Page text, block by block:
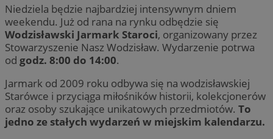
Niedziela będzie najbardziej intensywnym dniem
weekendu. Już od rana na rynku odbędzie się
Wodzisławski Jarmark Staroci, organizowany przez
Stowarzyszenie Nasz Wodzisław. Wydarzenie potrwa
od godz. 8:00 do 14:00.
Jarmark od 2009 roku odbywa się na wodzisławskiej
Starówce i przyciąga miłośników historii, kolekcjonerów
oraz osoby szukające unikatowych przedmiotów. To
jedno ze stałych wydarzeń w miejskim kalendarzu.